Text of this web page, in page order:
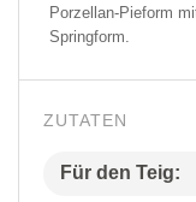
Porzellan-Pieform
Springform.
ZUTATEN
Für den Teig: